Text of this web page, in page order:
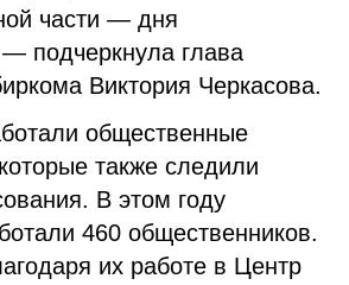
части — дня
подчеркнула глава
Виктория Черкасова.
общественные
также следили
В этом году
460 общественников.
их работе в Центр